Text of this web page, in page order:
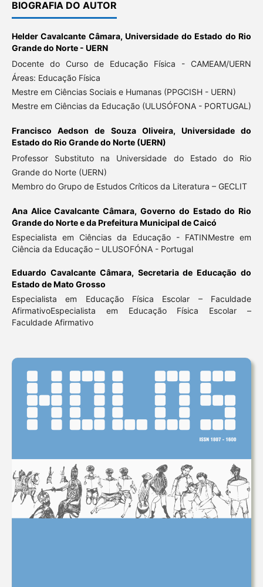
BIOGRAFIA DO AUTOR
Helder Cavalcante Câmara,Universidade do Estado do Rio
Grande do Norte - UERN
Docente do Curso de Educação Física - CAMEAM/UERN
Áreas: Educação Física
Mestre em Ciências Sociais e Humanas (PPGCISH - UERN)
Mestre em Ciências da Educação (ULUSÓFONA - PORTUGAL)
Francisco Aedson de Souza Oliveira, Universidade do
Estado do Rio Grande do Norte (UERN)
Professor Substituto na Universidade do Estado do Rio
Grande do Norte (UERN)
Membro do Grupo de Estudos Críticos da Literatura – GECLIT
Ana Alice Cavalcante Câmara, Governo do Estado do Rio
Grande do Norte e da Prefeitura Municipal de Caicó
Especialista em Ciências da Educação - FATINMestre em
Ciência da Educação – ULUSOFÓNA - Portugal
Eduardo Cavalcante Câmara, Secretaria de Educação do
Estado de Mato Grosso
Especialista em Educação Física Escolar – Faculdade
AfirmativoEspecialista em Educação Física Escolar –
Faculdade Afirmativo